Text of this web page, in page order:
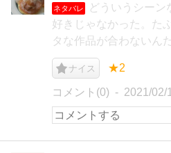
ネタバレ
どういうシーン
好きじゃなかった。た
タな作品が合わないん
ナイス ★2
コメント(0) 2021/02/